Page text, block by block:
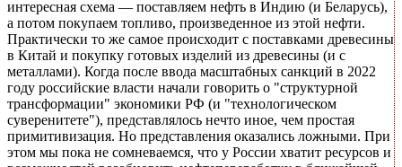
интересная схема — поставляем нефть в Индию (и Беларусь),
а потом покупаем топливо, произведенное из этой нефти.
Практически то же самое происходит с поставками древесины
в Китай и покупку готовых изделий из древесины (и с
металлами). Когда после ввода масштабных санкций в 2022
году российские власти начали говорить о "структурной
трансформации" экономики РФ (и "технологическом
суверенитете"), представлялось нечто иное, чем простая
примитивизация. Но представления оказались ложными. При
этом мы пока не сомневаемся, что у России хватит ресурсов и